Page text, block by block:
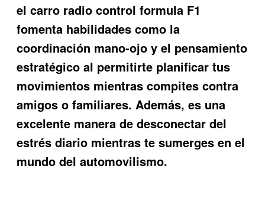
el carro radio control formula F1
fomenta habilidades como la
coordinación mano-ojo y el pensamiento
estratégico al permitirte planificar tus
movimientos mientras compites contra
amigos o familiares. Además, es una
excelente manera de desconectar del
estrés diario mientras te sumerges en el
mundo del automovilismo.